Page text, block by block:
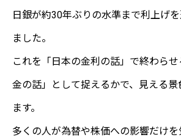
日銀が約30年ぶりの水準まで利上げ
ました。
これを「日本の金利の話」で終わら
金の話」として捉えるかで、見える景
ます。
多くの人が為替や株価への影響だけ